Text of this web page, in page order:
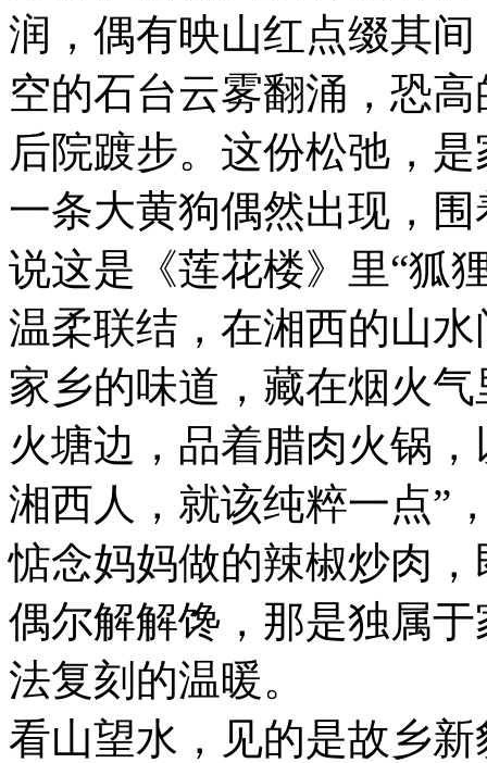
润，偶有映山红点缀其
空的石台云雾翻涌，恐
后院踱步。这份松弛，
一条大黄狗偶然出现，
说这是《莲花楼》里“狐
温柔联结，在湘西的山
家乡的味道，藏在烟火
火塘边，品着腊肉火锅
湘西人，就该纯粹一点”
惦念妈妈做的辣椒炒肉
偶尔解解馋，那是独属
法复刻的温暖。
看山望水，见的是故乡